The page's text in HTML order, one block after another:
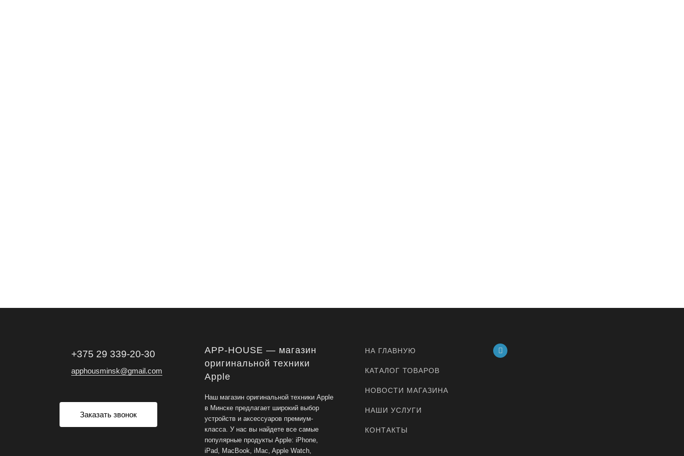
+375 29 339-20-30
apphousminsk@gmail.com
Заказать звонок
APP-HOUSE — магазин
оригинальной техники
Apple
Наш магазин оригинальной техники Apple
в Минске предлагает широкий выбор
устройств и аксессуаров премиум-
класса. У нас вы найдете все самые
популярные продукты Apple: iPhone,
iPad, MacBook, iMac, Apple Watch,
НА ГЛАВНУЮ
КАТАЛОГ ТОВАРОВ
НОВОСТИ МАГАЗИНА
НАШИ УСЛУГИ
КОНТАКТЫ